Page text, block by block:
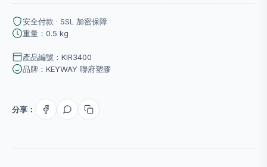
安全付款 · SSL 加密保障
重量：0.5 kg
產品編號：KIR3400
品牌：KEYWAY 聯府塑膠
分享：